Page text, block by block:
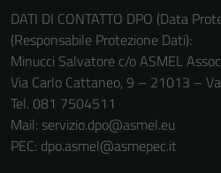
DATI DI CONTATTO DPO (Data
(Responsabile Protezione Dati):
Minucci Salvatore c/o ASMEL
Via Carlo Cattaneo, 9 – 21013 –
Tel. 081 7504511
Mail: servizio.dpo@asmel.eu
PEC: dpo.asmel@asmepec.it